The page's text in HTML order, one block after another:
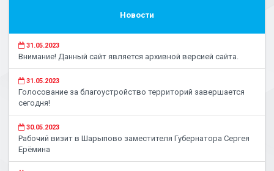
Новости
31.05.2023
Внимание! Данный сайт является архивной версией сайта.
31.05.2023
Голосование за благоустройство территорий завершается
сегодня!
30.05.2023
Рабочий визит в Шарыпово заместителя Губернатора Сергея
Ерёмина